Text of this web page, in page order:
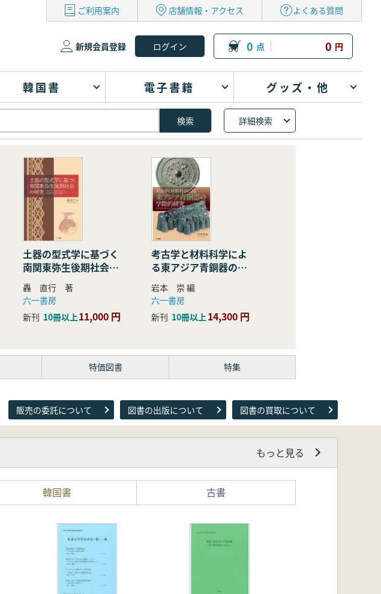
ご利用案内 店舗情報・アクセス よくある質問
新規会員登録 0 点 0 円
韓国書 電子書籍 グッズ・他
詳細検索
土器の型式学に基づく
南関東弥生後期社会の
研究
轟 直行 著
六一書房
新刊 10冊以上11,000 円
考古学と材料科学によ
る東アジア青銅器の学
際的研究
岩本 崇 編
六一書房
新刊 10冊以上14,300 円
特価図書 特集
販売の委託について 図書の出版について 図書の買取について
もっと見る
韓国書 古書